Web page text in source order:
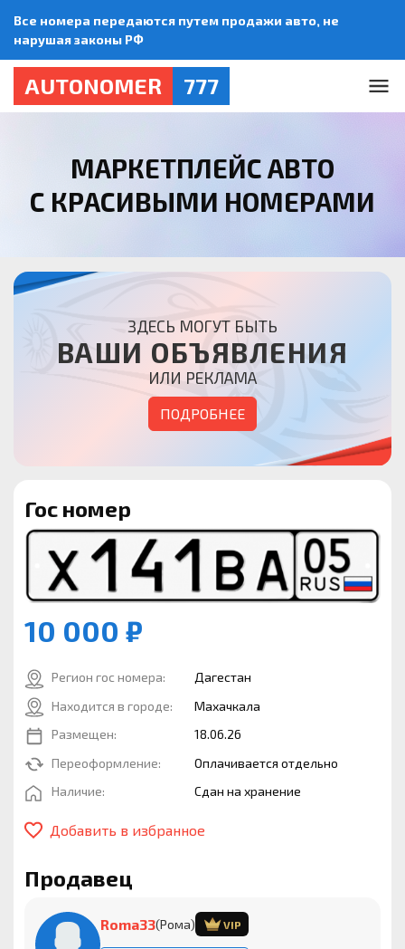
Все номера передаются путем продажи авто, не
нарушая законы РФ
AUTONOMER 777
МАРКЕТПЛЕЙС АВТО
С КРАСИВЫМИ НОМЕРАМИ
ЗДЕСЬ МОГУТ БЫТЬ
ВАШИ ОБЪЯВЛЕНИЯ
ИЛИ РЕКЛАМА
ПОДРОБНЕЕ
Гос номер
10 000 ₽
Регион гос номера:
Дагестан
Находится в городе:
Махачкала
Размещен:
18.06.26
Переоформление:
Оплачивается отдельно
Наличие:
Сдан на хранение
Добавить в избранное
Продавец
Roma33(Рома) VIP